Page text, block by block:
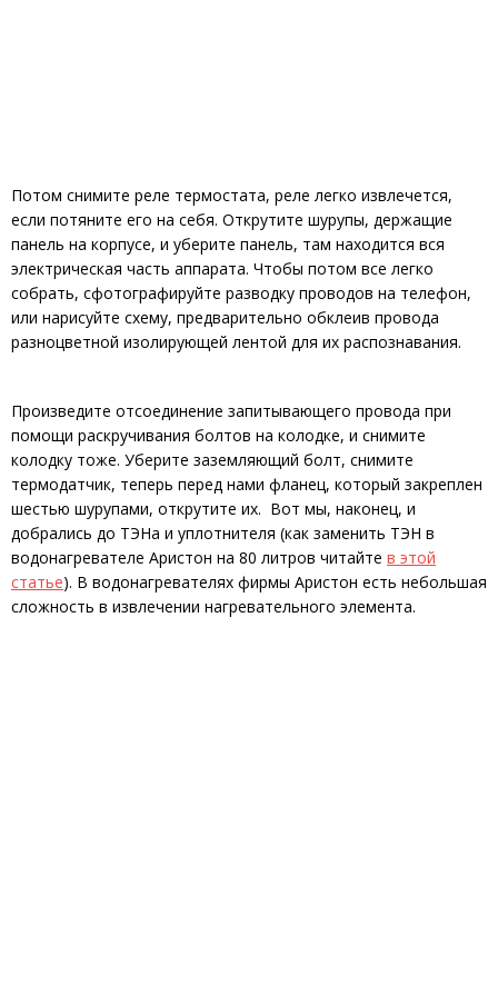
Потом снимите реле термостата, реле легко извлечется,
если потяните его на себя. Открутите шурупы, держащие
панель на корпусе, и уберите панель, там находится вся
электрическая часть аппарата. Чтобы потом все легко
собрать, сфотографируйте разводку проводов на телефон,
или нарисуйте схему, предварительно обклеив провода
разноцветной изолирующей лентой для их распознавания.
Произведите отсоединение запитывающего провода при
помощи раскручивания болтов на колодке, и снимите
колодку тоже. Уберите заземляющий болт, снимите
термодатчик, теперь перед нами фланец, который закреплен
шестью шурупами, открутите их. Вот мы, наконец, и
добрались до ТЭНа и уплотнителя (как заменить ТЭН в
водонагревателе Аристон на 80 литров читайте в этой
статье). В водонагревателях фирмы Аристон есть небольшая
сложность в извлечении нагревательного элемента.